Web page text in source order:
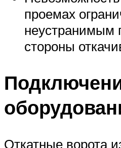
проемах
неустранимым
стороны
Откатные ворота